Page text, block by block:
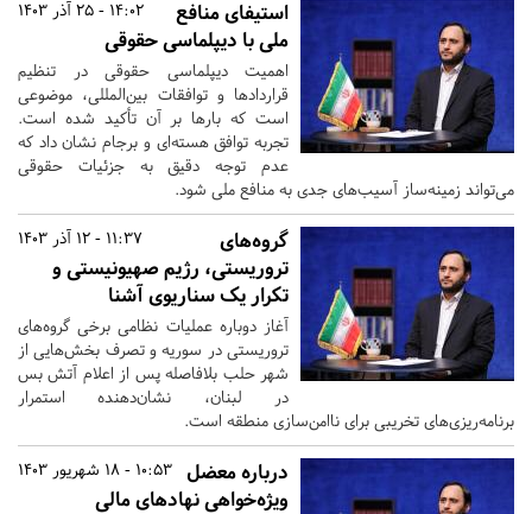
14:02 - 25 آذر 1403
استیفای منافع
ملی با دیپلماسی حقوقی
اهمیت دیپلماسی حقوقی در تنظیم
قراردادها و توافقات بین‌المللی، موضوعی
است که بارها بر آن تأکید شده است.
تجربه توافق هسته‌ای و برجام نشان داد که
عدم توجه دقیق به جزئیات حقوقی
می‌تواند زمینه‌ساز آسیب‌های جدی به منافع ملی شود.
11:37 - 12 آذر 1403
گروه‌های
تروریستی، رژیم صهیونیستی و
تکرار یک سناریوی آشنا
آغاز دوباره عملیات نظامی برخی گروه‌های
تروریستی در سوریه و تصرف بخش‌هایی از
شهر حلب بلافاصله پس از اعلام آتش بس
در لبنان، نشان‌دهنده استمرار
برنامه‌ریزی‌های تخریبی برای ناامن‌سازی منطقه است.
10:53 - 18 شهریور 1403
درباره معضل
‌ویژه‌خواهی نهاد‌های مالی